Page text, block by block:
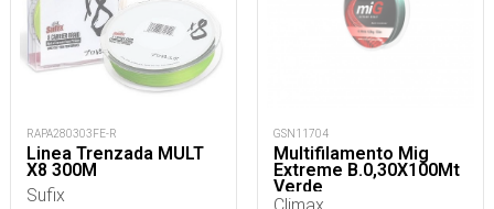
RAPA280303FE-R
Linea Trenzada MULT
X8 300M
Sufix
GSN11704
Multifilamento Mig
Extreme B.0,30X100Mt
Verde
Climax